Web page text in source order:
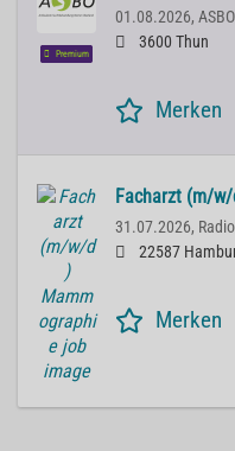
Premium
01.08.2026,
3600 Thun
Merken
Facharzt (m/
31.07.2026,
22587
Merken